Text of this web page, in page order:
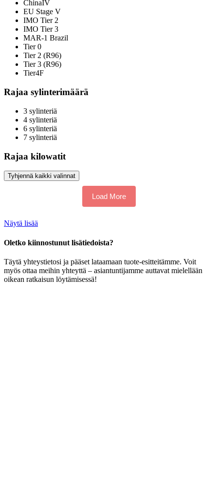
ChinaIV
EU Stage V
IMO Tier 2
IMO Tier 3
MAR-1 Brazil
Tier 0
Tier 2 (R96)
Tier 3 (R96)
Tier4F
Rajaa sylinterimäärä
3 sylinteriä
4 sylinteriä
6 sylinteriä
7 sylinteriä
Rajaa kilowatit
Tyhjennä kaikki valinnat
Load More
Näytä lisää
Oletko kiinnostunut lisätiedoista?
Täytä yhteystietosi ja pääset lataamaan tuote-esitteitämme. Voit
myös ottaa meihin yhteyttä – asiantuntijamme auttavat mielellään
oikean ratkaisun löytämisessä!